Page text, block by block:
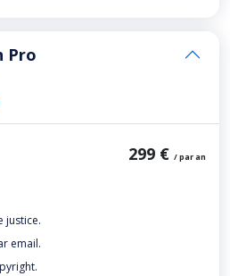
Pro
299 € / par an
justice.
email.